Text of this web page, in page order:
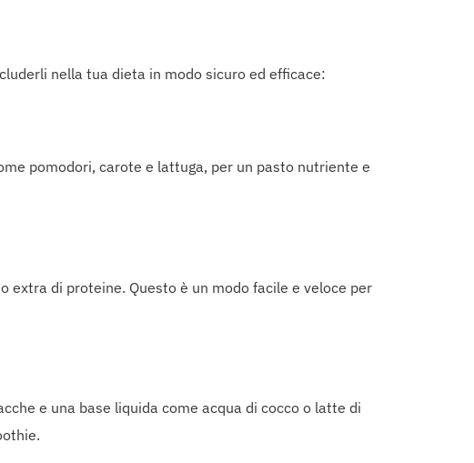
nella tua dieta in modo sicuro ed efficace:
pomodori, carote e lattuga, per un pasto nutriente e
extra di proteine. Questo è un modo facile e veloce per
e una base liquida come acqua di cocco o latte di